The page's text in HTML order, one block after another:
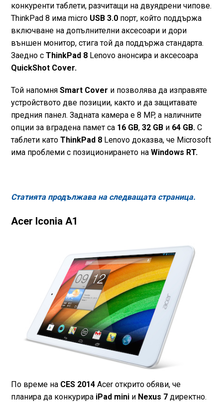
конкуренти таблети, разчитащи на двуядрени чипове.
ThinkPad 8 има micro USB 3.0порт, който поддържа
включване на допълнителни аксесоари и дори
външен монитор, стига той да поддържа стандарта.
Заедно с ThinkPad 8Lenovo анонсира и аксесоара
QuickShot Cover.
Той напомня Smart Cover и позволява да изправяте
устройството две позиции, както и да защитавате
предния панел. Задната камера е 8 MP, а наличните
опции за вградена памет са 16 GB, 32 GBи 64 GB. С
таблети като ThinkPad 8Lenovo доказва, че Microsoft
има проблеми с позиционирането на Windows RT.
Статията продължава на следващата страница.
Acer Iconia A1
По време на CES 2014Acer открито обяви, че
планира да конкурира iPad miniи Nexus 7директно.